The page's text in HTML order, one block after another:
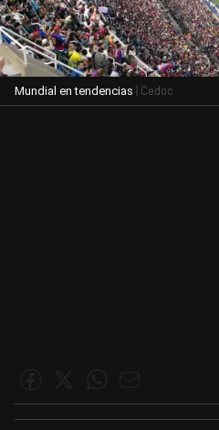
Mundial en tendencias | Cedoc